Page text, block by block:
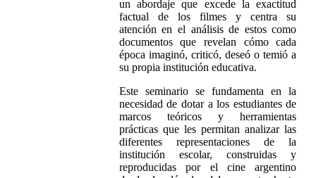
un abordaje que excede la exactitud
factual de los filmes y centra su
atención en el análisis de estos como
documentos que revelan cómo cada
época imaginó, criticó, deseó o temió a
su propia institución educativa.
Este seminario se fundamenta en la
necesidad de dotar a los estudiantes de
marcos teóricos y herramientas
prácticas que les permitan analizar las
diferentes representaciones de la
institución escolar,
construidas
y
reproducidas
por el cine argentino